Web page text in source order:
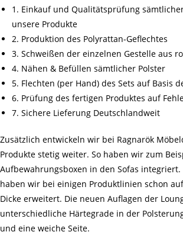
1. Einkauf und Qualitätsprüfung
unsere Produkte
2. Produktion des Polyrattan-Geflechtes
3. Schweißen der einzelnen Gestelle aus
4. Nähen & Befüllen sämtlicher Polster
5. Flechten (per Hand) des Sets auf Basis
6. Prüfung des fertigen Produktes auf
7. Sichere Lieferung Deutschlandweit
Zusätzlich entwickeln wir bei Ragnarök
Produkte stetig weiter. So haben wir zum
Aufbewahrungsboxen in den Sofas integriert.
haben wir bei einigen Produktlinien schon
Dicke erweitert. Die neuen Auflagen der
unterschiedliche Härtegrade in der
und eine weiche Seite.